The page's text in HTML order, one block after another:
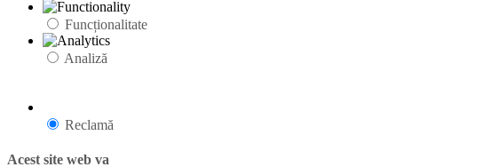
Funcționalitate
Analiză
Reclamă
Acest site web va